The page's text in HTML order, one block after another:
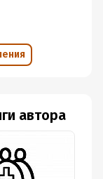
автора